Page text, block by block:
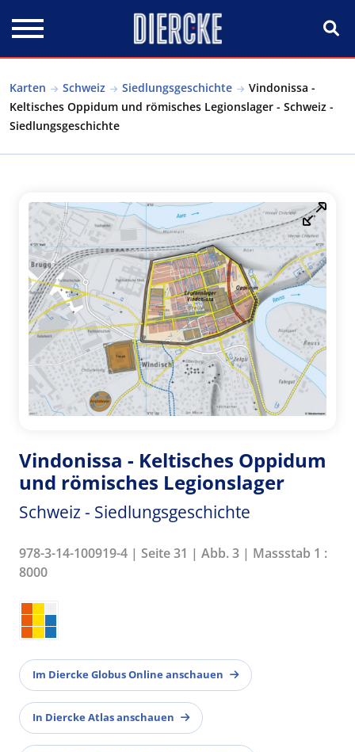
Karten Schweiz Siedlungsgeschichte
Vindonissa -
Keltisches Oppidum und römisches Legionslager - Schweiz -
Siedlungsgeschichte
Vindonissa - Keltisches Oppidum
und römisches Legionslager
Schweiz - Siedlungsgeschichte
978-3-14-100919-4 | Seite 31 | Abb. 3 | Massstab 1 :
8000
Im Diercke Globus Online anschauen
In Diercke Atlas anschauen